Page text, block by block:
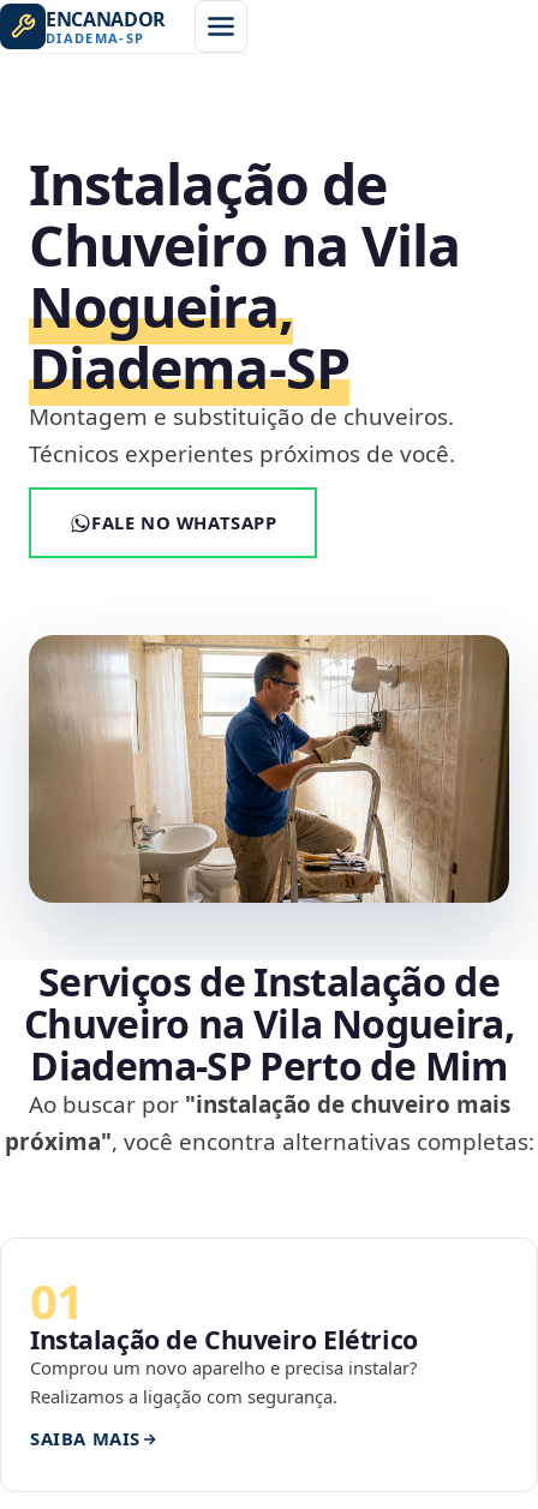
ENCANADOR
DIADEMA-SP
Instalação de
Chuveiro na Vila
Nogueira,
Diadema‑SP
Montagem e substituição de chuveiros.
Técnicos experientes próximos de você.
FALE NO WHATSAPP
Serviços de Instalação de
Chuveiro na Vila Nogueira,
Diadema‑SP Perto de Mim
Ao buscar por "instalação de chuveiro mais
próxima", você encontra alternativas completas:
01
Instalação de Chuveiro Elétrico
Comprou um novo aparelho e precisa instalar?
Realizamos a ligação com segurança.
SAIBA MAIS